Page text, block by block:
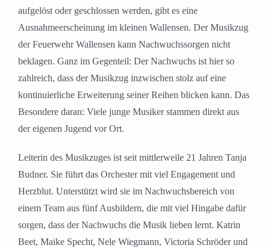
aufgelöst oder geschlossen werden, gibt es eine
Ausnahmeerscheinung im kleinen Wallensen. Der Musikzug
der Feuerwehr Wallensen kann Nachwuchssorgen nicht
beklagen. Ganz im Gegenteil: Der Nachwuchs ist hier so
zahlreich, dass der Musikzug inzwischen stolz auf eine
kontinuierliche Erweiterung seiner Reihen blicken kann. Das
Besondere daran: Viele junge Musiker stammen direkt aus
der eigenen Jugend vor Ort.
Leiterin des Musikzuges ist seit mittlerweile 21 Jahren Tanja
Budner. Sie führt das Orchester mit viel Engagement und
Herzblut. Unterstützt wird sie im Nachwuchsbereich von
einem Team aus fünf Ausbildern, die mit viel Hingabe dafür
sorgen, dass der Nachwuchs die Musik lieben lernt. Katrin
Beet, Maike Specht, Nele Wiegmann, Victoria Schröder und